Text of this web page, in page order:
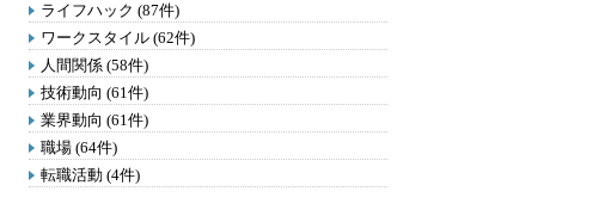
ライフハック (87件)
ワークスタイル (62件)
人間関係 (58件)
技術動向 (61件)
業界動向 (61件)
職場 (64件)
転職活動 (4件)